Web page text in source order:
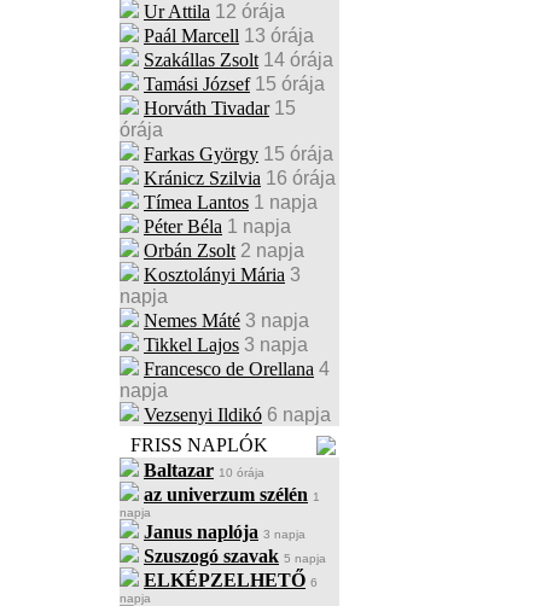
Ur Attila 12 órája
Paál Marcell 13 órája
Szakállas Zsolt 14 órája
Tamási József 15 órája
Horváth Tivadar 15
órája
Farkas György 15 órája
Kránicz Szilvia 16 órája
Tímea Lantos 1 napja
Péter Béla 1 napja
Orbán Zsolt 2 napja
Kosztolányi Mária 3
napja
Nemes Máté 3 napja
Tikkel Lajos 3 napja
Francesco de Orellana 4
napja
Vezsenyi Ildikó 6 napja
FRISS NAPLÓK
Baltazar 10 órája
az univerzum szélén 1
napja
Janus naplója 3 napja
Szuszogó szavak 5 napja
ELKÉPZELHETŐ 6
napja